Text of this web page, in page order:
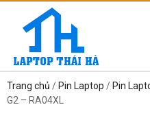
Trang chủ / Pin Laptop / Pin
G2 – RA04XL